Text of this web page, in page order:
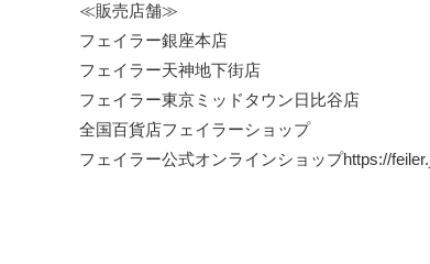
≪販売店舗≫
フェイラー銀座本店
フェイラー天神地下街店
フェイラー東京ミッドタウン日比谷店
全国百貨店フェイラーショップ
フェイラー公式オンラインショップhttps://